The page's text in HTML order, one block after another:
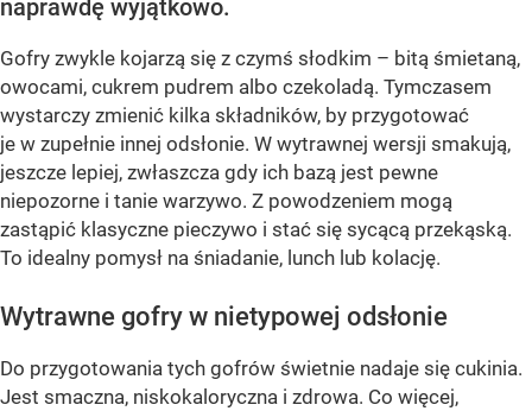
naprawdę wyjątkowo.
Gofry zwykle kojarzą się z czymś słodkim – bitą śmietaną,
owocami, cukrem pudrem albo czekoladą. Tymczasem
wystarczy zmienić kilka składników, by przygotować
je w zupełnie innej odsłonie. W wytrawnej wersji smakują,
jeszcze lepiej, zwłaszcza gdy ich bazą jest pewne
niepozorne i tanie warzywo. Z powodzeniem mogą
zastąpić klasyczne pieczywo i stać się sycącą przekąską.
To idealny pomysł na śniadanie, lunch lub kolację.
Wytrawne gofry w nietypowej odsłonie
Do przygotowania tych gofrów świetnie nadaje się cukinia.
Jest smaczna, niskokaloryczna i zdrowa. Co więcej,